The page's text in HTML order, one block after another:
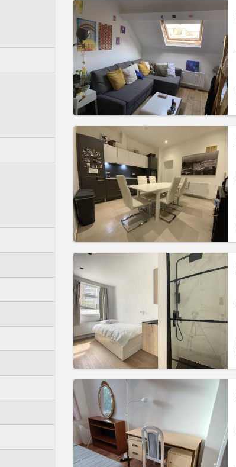
实用信息
租金:495 €
水电费:75 €
租期:12个月
住房登记:可登记
实用信息
租金:500 €
水电费: 0 €
租期:12个月
住房登记: 可登记
实用信息
租金:500 €
水电费:150 €
租期: 12个月, 11个月, 10个月, 5-6个月
住房登记:
租金:500 €
水电费:10 €
租期:5-6个月
住房登记:否